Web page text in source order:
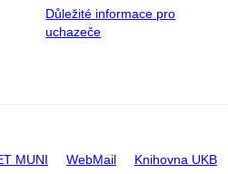
Důležité informace pro
uchazeče
MUNI WebMail Knihovna UKB